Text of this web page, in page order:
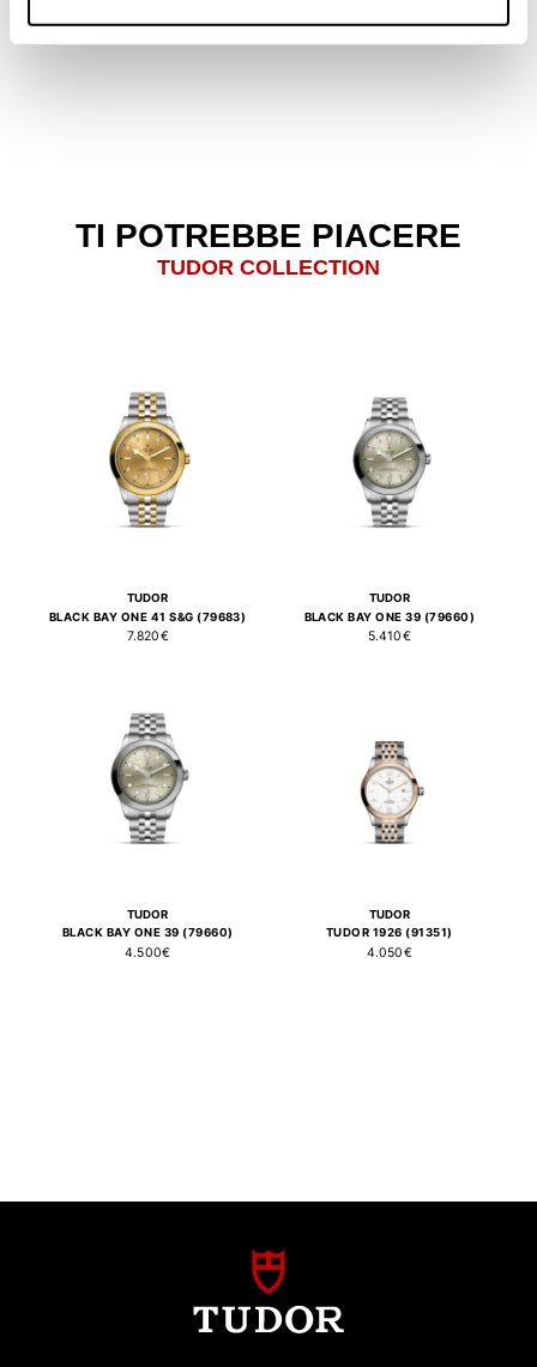
TI POTREBBE PIACERE
TUDOR COLLECTION
TUDOR
BLACK BAY ONE 41 S&G (79683)
7.820€
TUDOR
BLACK BAY ONE 39 (79660)
5.410€
TUDOR
BLACK BAY ONE 39 (79660)
4.500€
TUDOR
TUDOR 1926 (91351)
4.050€